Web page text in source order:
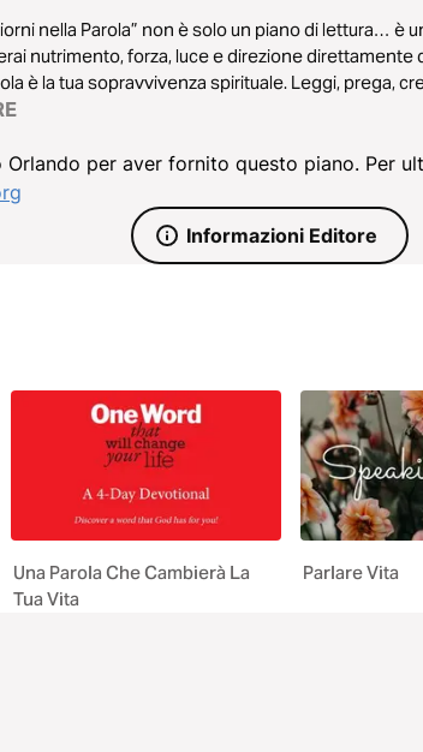
nella Parola” non è solo un piano di lettura… è
nutrimento, forza, luce e direzione direttamente
è la tua sopravvivenza spirituale. Leggi, prega,
la tua gioia, la tua arma, la tua ancora. È tempo di
Orlando per aver fornito questo piano. Per
Informazioni Editore
Una Parola Che Cambierà La
Tua Vita
Parlare Vita